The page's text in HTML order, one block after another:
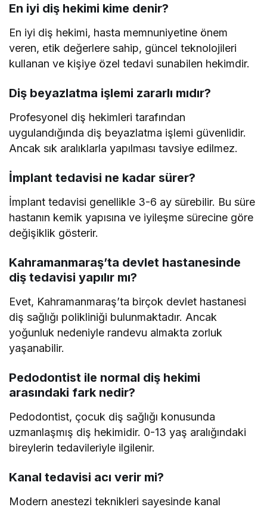
En iyi diş hekimi kime denir?
En iyi diş hekimi, hasta memnuniyetine önem
veren, etik değerlere sahip, güncel teknolojileri
kullanan ve kişiye özel tedavi sunabilen hekimdir.
Diş beyazlatma işlemi zararlı mıdır?
Profesyonel diş hekimleri tarafından
uygulandığında diş beyazlatma işlemi güvenlidir.
Ancak sık aralıklarla yapılması tavsiye edilmez.
İmplant tedavisi ne kadar sürer?
İmplant tedavisi genellikle 3-6 ay sürebilir. Bu süre
hastanın kemik yapısına ve iyileşme sürecine göre
değişiklik gösterir.
Kahramanmaraş’ta devlet hastanesinde
diş tedavisi yapılır mı?
Evet, Kahramanmaraş’ta birçok devlet hastanesi
diş sağlığı polikliniği bulunmaktadır. Ancak
yoğunluk nedeniyle randevu almakta zorluk
yaşanabilir.
Pedodontist ile normal diş hekimi
arasındaki fark nedir?
Pedodontist, çocuk diş sağlığı konusunda
uzmanlaşmış diş hekimidir. 0-13 yaş aralığındaki
bireylerin tedavileriyle ilgilenir.
Kanal tedavisi acı verir mi?
Modern anestezi teknikleri sayesinde kanal